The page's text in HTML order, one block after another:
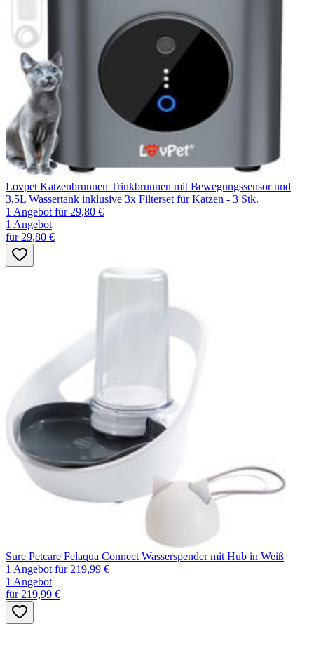
Lovpet Katzenbrunnen Trinkbrunnen mit Bewegungssensor und
3,5L Wassertank inklusive 3x Filterset für Katzen - 3 Stk.
1 Angebot für 29,80 €
1 Angebot
für 29,80 €
Sure Petcare Felaqua Connect Wasserspender mit Hub in Weiß
1 Angebot für 219,99 €
1 Angebot
für 219,99 €